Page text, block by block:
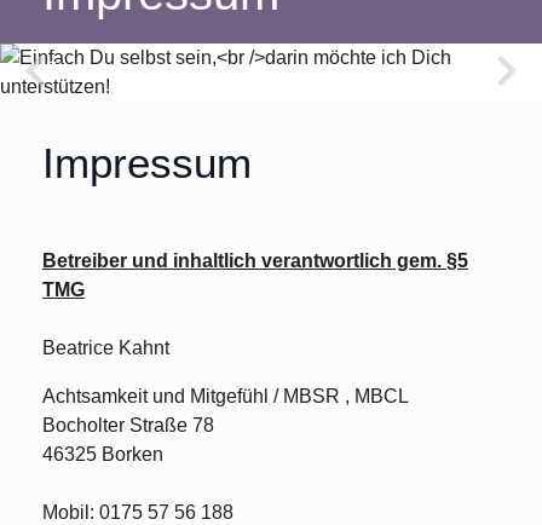
Impressum
Betreiber und inhaltlich verantwortlich gem. §5
TMG
Beatrice Kahnt
Achtsamkeit und Mitgefühl / MBSR , MBCL
Bocholter Straße 78
46325 Borken
Mobil: 0175 57 56 188